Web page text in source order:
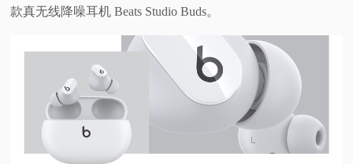
款真无线降噪耳机 Beats Studio Buds。